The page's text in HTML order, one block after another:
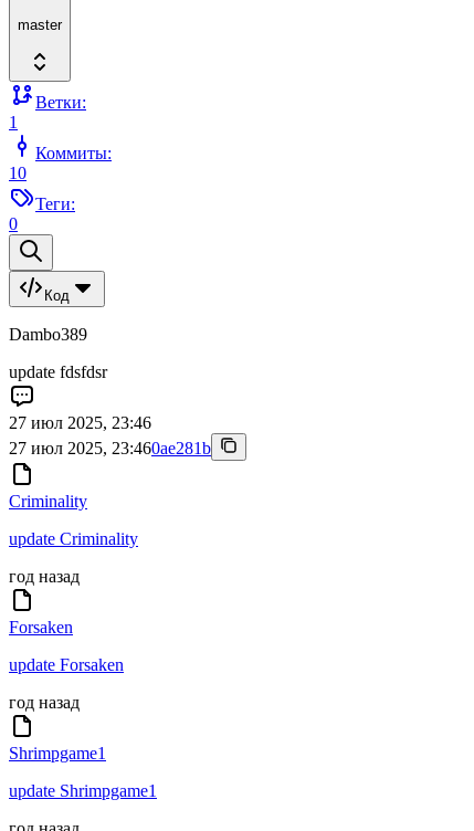
master
Ветки:
1
Коммиты:
10
Теги:
0
Код
Dambo389
update fdsfdsr
27 июл 2025, 23:46
27 июл 2025, 23:460ae281b
Criminality
update Criminality
год назад
Forsaken
update Forsaken
год назад
Shrimpgame1
update Shrimpgame1